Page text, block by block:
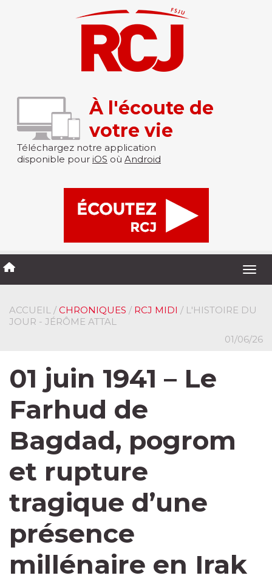
À l'écoute de
votre vie
Téléchargez notre application
disponible pour iOS où Android
ACCUEIL / CHRONIQUES / RCJ MIDI / L'HISTOIRE DU
JOUR - JÉRÔME ATTAL
01/06/26
01 juin 1941 – Le
Farhud de
Bagdad, pogrom
et rupture
tragique d’une
présence
millénaire en Irak